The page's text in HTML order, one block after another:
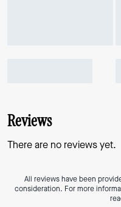
Reviews
There are no reviews yet.
All reviews have been
consideration. For more